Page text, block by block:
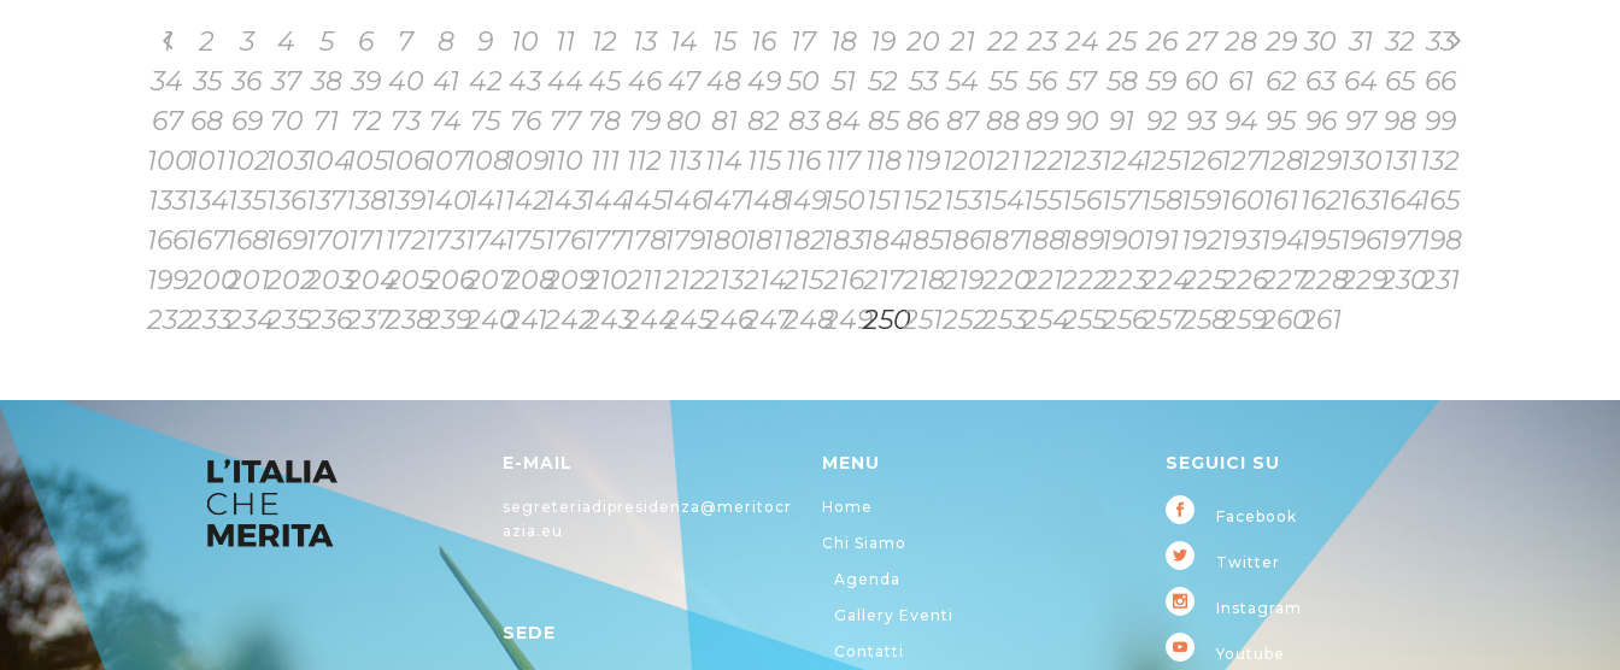
1 2 3 4 5 6 7 8 9 10 11 12 13 14 15 16 17 18 19 20 21 22 23 24 25 26 27 28 29 30 31 32 33
34 35 36 37 38 39 40 41 42 434445 46 474849 50 51 52 53 54 55 56 57 58 59 60 61 62 63 64 65 66
67 68 69 70 71 72 73 74 75 76 77 78 79 80 81 82 83 84 85 86 87 88 89 90 91 92 93 94 95 96 97 98 99
100101102103104105106107108109110 111 112 113 114 115 116 117 118 119120121122123124125126127128129130131132
133134135136137138139140141142143144145146147148149150151152153154155156157158159160161162163164165
166167168169170171172173174175176177178179180181182183184185186187188189190191192193194195196197198
199200201202203204205206207208209210211212213214215216217218219220221222223224225226227228229230231
232233234235236237238239240241242243244245246247248249250251252253254255256257258259260261
E-MAIL
segreteriadipresidenza@meritocr
azia.eu
SEDE
MENU
Home
Chi Siamo
Agenda
Gallery Eventi
Contatti
SEGUICI SU
Facebook
Twitter
Instagram
Youtube